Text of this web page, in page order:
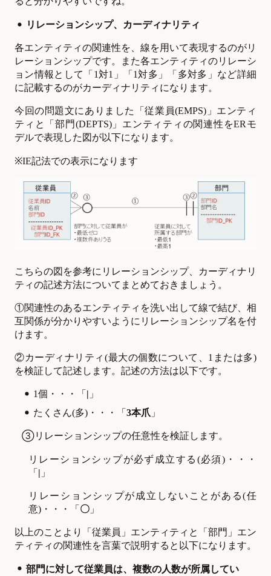
リレーションシップ、カーディナリティ
各エンティティの関連性を、線を用いて表現するのがリ
レーションシップです。また各エンティティのリレーシ
ョン情報として「1対1」「1対多」「多対多」など詳細
に記載するのがカーディナリティになります。
今回の問題文にありました「従業員(EMPS)」エンティ
ティと「部門(DEPTS)」エンティティの関連性をERモ
デルで表現した図が以下になります。
※IE記法での表示になります
こちらの図を参考にリレーションシップ、カーディナリ
ティの記述方法についてまとめておきましょう。
①関連性のあるエンティティを洗い出して線で結び、相
互関係が分かりやすいようにリレーションシップ名を付
けます。
②カーディナリティ(最大の個数について、1または多)
を検証して記述します。記述の方法は以下です。
1個・・・「 | 」
たくさん(多)・・・「 3本爪 」
③リレーションシップの任意性を検証します。
リレーションシップが必ず成立する(必須)・・・
「 | 」
リレーションシップが成立しないことがある(任
意)・・・「 〇 」
以上のことより「従業員」エンティティと「部門」エン
ティティの関連性を言葉で説明すると以下になります。
部門に対して従業員は、複数の人数が所属してい